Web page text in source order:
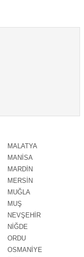
MALATYA
MANİSA
MARDİN
MERSİN
MUĞLA
MUŞ
NEVŞEHİR
NİĞDE
ORDU
OSMANİYE